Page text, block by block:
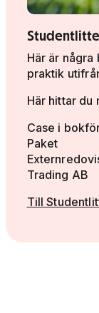
Här är
praktik
Här hittar du
Case i
Paket
Trading AB
Till